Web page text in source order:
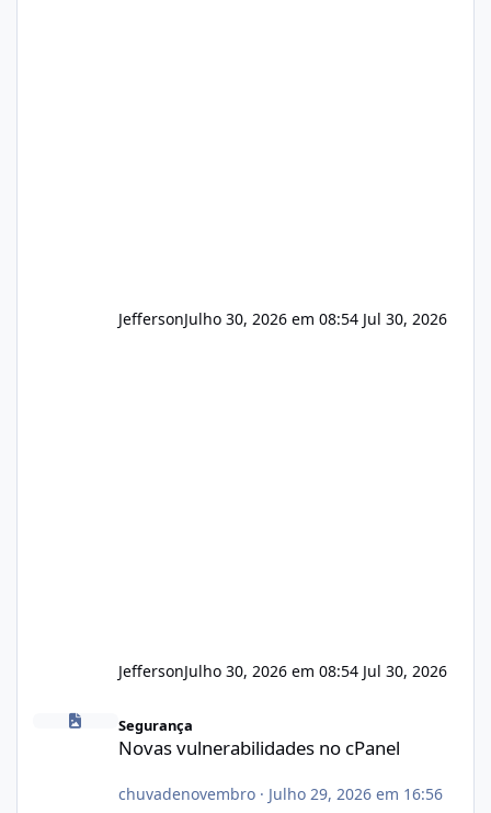
JeffersonJulho 30, 2026 em 08:54 Jul 30, 2026
JeffersonJulho 30, 2026 em 08:54 Jul 30, 2026
Novas vulnerabilidades no cPanel
Segurança
Novas vulnerabilidades no cPanel
chuvadenovembro· Julho 29, 2026 em 16:56